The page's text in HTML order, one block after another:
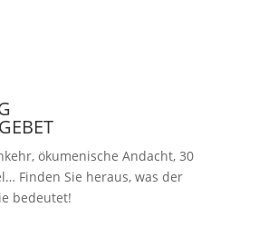
ökumenische Andacht, 30
Finden Sie heraus, was der
bedeutet!